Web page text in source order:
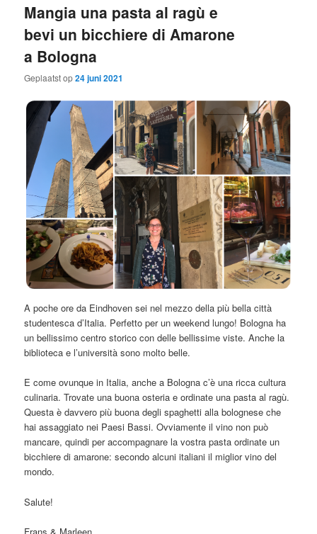
Mangia una pasta al ragù e
bevi un bicchiere di Amarone
a Bologna
Geplaatst op24 juni 2021
A poche ore da Eindhoven sei nel mezzo della più bella città
studentesca d’Italia. Perfetto per un weekend lungo! Bologna ha
un bellissimo centro storico con delle bellissime viste. Anche la
biblioteca e l’università sono molto belle.
E come ovunque in Italia, anche a Bologna c’è una ricca cultura
culinaria. Trovate una buona osteria e ordinate una pasta al ragù.
Questa è davvero più buona degli spaghetti alla bolognese che
hai assaggiato nei Paesi Bassi. Ovviamente il vino non può
mancare, quindi per accompagnare la vostra pasta ordinate un
bicchiere di amarone: secondo alcuni italiani il miglior vino del
mondo.
Salute!
Frans & Marleen